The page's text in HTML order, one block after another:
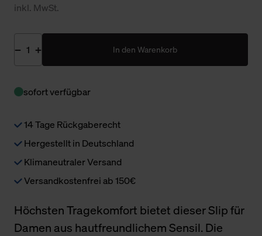
inkl. MwSt.
In den Warenkorb
sofort verfügbar
14 Tage Rückgaberecht
Hergestellt in Deutschland
Klimaneutraler Versand
Versandkostenfrei ab 150€
Höchsten Tragekomfort bietet dieser Slip für
Damen aus hautfreundlichem Sensil. Die